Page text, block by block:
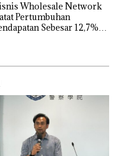
Wholesale Network
Pertumbuhan
Sebesar 12,7%